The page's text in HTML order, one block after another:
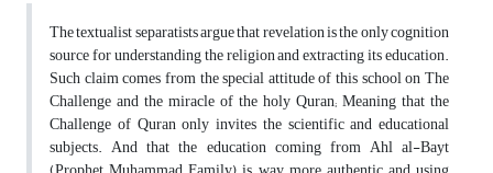
The textualist separatists argue that revelation is the only cognition
source for understanding the religion and extracting its education.
Such claim comes from the special attitude of this school on The
Challenge and the miracle of the holy Quran; Meaning that the
Challenge of Quran only invites the scientific and educational
subjects. And that the education coming from Ahl al-Bayt